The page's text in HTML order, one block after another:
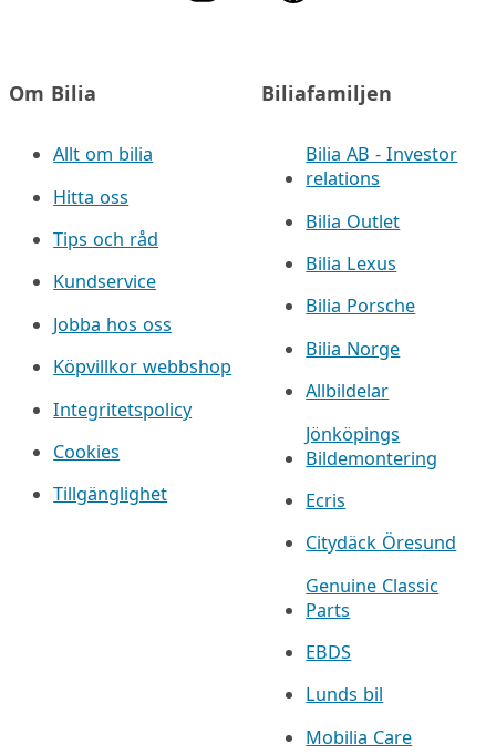
Om Bilia
Allt om bilia
Hitta oss
Tips och råd
Kundservice
Jobba hos oss
Köpvillkor webbshop
Integritetspolicy
Cookies
Tillgänglighet
Biliafamiljen
Bilia AB - Investor
relations
Bilia Outlet
Bilia Lexus
Bilia Porsche
Bilia Norge
Allbildelar
Jönköpings
Bildemontering
Ecris
Citydäck Öresund
Genuine Classic
Parts
EBDS
Lunds bil
Mobilia Care